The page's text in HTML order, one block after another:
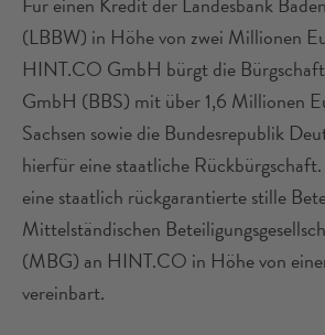
(LBBW) in Höhe von zwei Millionen
HINT.CO GmbH bürgt die
GmbH (BBS) mit über 1,6 Millionen
Sachsen sowie die Bundesrepublik
hierfür eine staatliche
eine staatlich rückgarantierte stille
Mittelständischen
(MBG) an HINT.CO in Höhe von
vereinbart.